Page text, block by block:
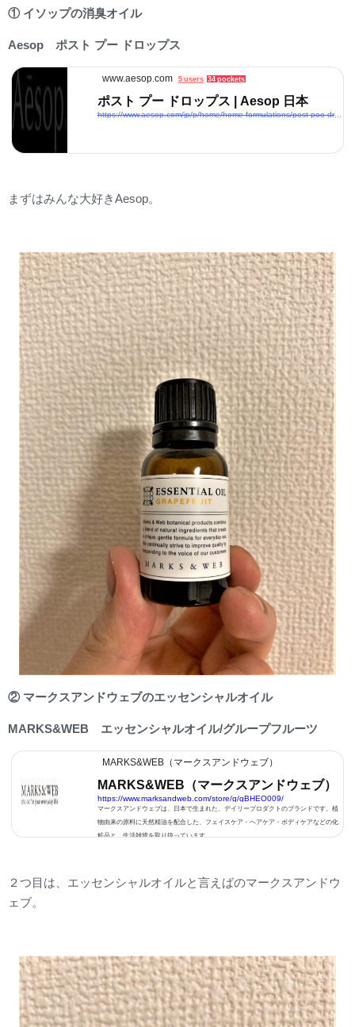
① イソップの消臭オイル
Aesop ポスト プー ドロップス
www.aesop.com 5 users 34 pockets
ポスト プー ドロップス | Aesop 日本
https://www.aesop.com/jp/p/home/home-formulations/post-poo-drops/
まずはみんな大好きAesop。
② マークスアンドウェブのエッセンシャルオイル
MARKS&WEB エッセンシャルオイル/グループフルーツ
MARKS&WEB（マークスアンドウェブ）
MARKS&WEB（マークスアンドウェブ）
https://www.marksandweb.com/store/g/gBHEO009/
マークスアンドウェブは、日本で生まれた、デイリープロダクトのブランドです。植
物由来の原料に天然精油を配合した、フェイスケア・ヘアケア・ボディケアなどの化
粧品と、生活雑貨を取り扱っています。
２つ目は、エッセンシャルオイルと言えばのマークスアンドウ
ェブ。